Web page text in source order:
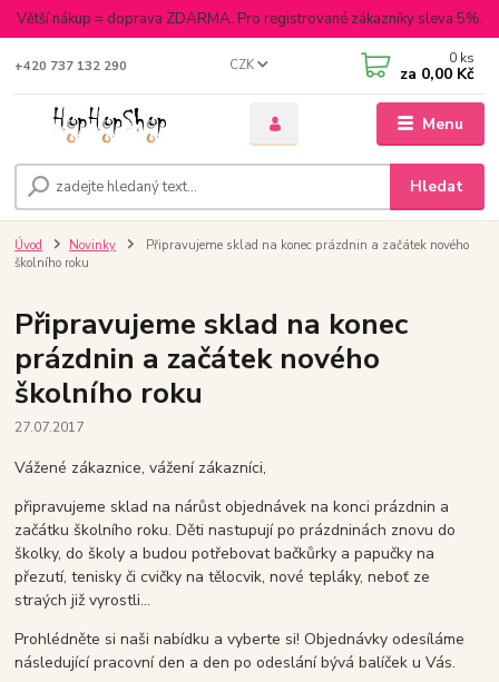
Větší nákup = doprava ZDARMA. Pro registrované zákazníky sleva 5%.
Menu
CZK
Hledat
+420 737 132 290 0 ks
za 0,00 Kč
Úvod Novinky
Připravujeme sklad na konec prázdnin a začátek nového
školního roku
Připravujeme sklad na konec
prázdnin a začátek nového
školního roku
27.07.2017
Vážené zákaznice, vážení zákazníci,
připravujeme sklad na nárůst objednávek na konci prázdnin a
začátku školního roku. Děti nastupují po prázdninách znovu do
školky, do školy a budou potřebovat bačkůrky a papučky na
přezutí, tenisky či cvičky na tělocvik, nové tepláky, neboť ze
straých již vyrostli...
Prohlédněte si naši nabídku a vyberte si! Objednávky odesíláme
následující pracovní den a den po odeslání bývá balíček u Vás.